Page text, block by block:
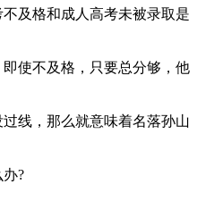
及格和成人高考未被录取是
使不及格，只要总分够，他
线，那么就意味着名落孙山
?